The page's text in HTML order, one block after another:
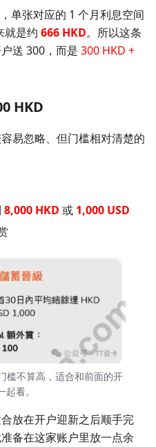
单张对应的 1 个月利息空间
就是约 666 HKD。所以这条
送 300，而是 300 HKD +
HKD
易忽略、但门槛相对清楚的
8,000 HKD 或 1,000 USD
槛不算高，适合和前面的开
起看。
放在开户迎新之后顺手完
备在这家账户里放一点余